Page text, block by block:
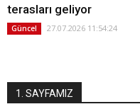
terasları geliyor
Güncel 27.07.2026 11:54:24
1. SAYFAMIZ